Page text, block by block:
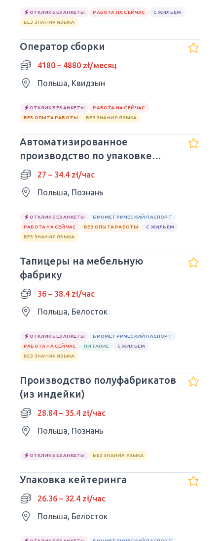
ОТКЛИК БЕЗ АНКЕТЫ РАБОТА НА СЕЙЧАС
С ЖИЛЬЕМ
БЕЗ ЗНАНИЯ ЯЗЫКА
Оператор сборки
4180 – 4880 zł/месяц
Польша, Квидзын
ОТКЛИК БЕЗ АНКЕТЫ
РАБОТА НА СЕЙЧАС
БЕЗ ОПЫТА РАБОТЫ
БЕЗ ЗНАНИЯ ЯЗЫКА
Автоматизированное
производство по упаковке
свежих овощей
27 – 34.4 zł/час
Польша, Познань
ОТКЛИК БЕЗ АНКЕТЫ
БИОМЕТРИЧЕСКИЙ ПАСПОРТ
РАБОТА НА СЕЙЧАС
БЕЗ ОПЫТА РАБОТЫ
С ЖИЛЬЕМ
БЕЗ ЗНАНИЯ ЯЗЫКА
Тапицеры на мебельную
фабрику
36 – 38.4 zł/час
Польша, Белосток
ОТКЛИК БЕЗ АНКЕТЫ
БИОМЕТРИЧЕСКИЙ ПАСПОРТ
РАБОТА НА СЕЙЧАС
ПИТАНИЕ
С ЖИЛЬЕМ
БЕЗ ЗНАНИЯ ЯЗЫКА
Производство полуфабрикатов
(из индейки)
28.84 – 35.4 zł/час
Польша, Познань
ОТКЛИК БЕЗ АНКЕТЫ БЕЗ ЗНАНИЯ ЯЗЫКА
Упаковка кейтеринга
26.36 – 32.4 zł/час
Польша, Белосток